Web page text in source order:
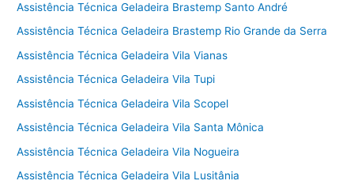
Assistência Técnica Geladeira Brastemp Santo André
Assistência Técnica Geladeira Brastemp Rio Grande da Serra
Assistência Técnica Geladeira Vila Vianas
Assistência Técnica Geladeira Vila Tupi
Assistência Técnica Geladeira Vila Scopel
Assistência Técnica Geladeira Vila Santa Mônica
Assistência Técnica Geladeira Vila Nogueira
Assistência Técnica Geladeira Vila Lusitânia